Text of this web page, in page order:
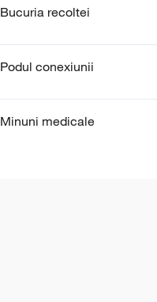
Bucuria recoltei
Podul conexiunii
Minuni medicale